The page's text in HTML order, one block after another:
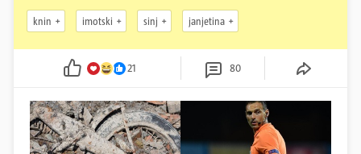
knin imotski sinj janjetina
21 80